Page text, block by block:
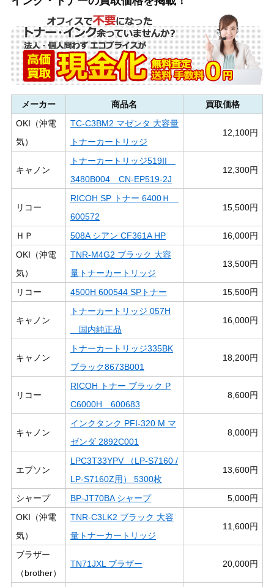
メーカー 商品名
買取価格
OKI（沖電
気）
TC-C3BM2 マゼンタ 大容量
トナーカートリッジ
12,100円
キャノン
トナーカートリッジ519II
3480B004 CN-EP519-2J
12,300円
リコー
RICOH SP トナー 6400Ｈ
600572
15,500円
ＨＰ 508A シアン CF361A HP
16,000円
OKI（沖電
気）
TNR-M4G2 ブラック 大容
量トナーカートリッジ
13,500円
リコー 4500H 600544 SPトナー 15,500円
キャノン
トナーカートリッジ 057H
国内純正品
16,000円
キャノン
トナーカートリッジ335BK
ブラック8673B001
18,200円
リコー
RICOH トナー ブラック P
C6000H 600683
8,600円
キャノン
インクタンク PFI-320 M マ
ゼンダ 2892C001
8,000円
エプソン
LPC3T33YPV （LP-S7160 /
LP-S7160Z用） 5300枚
13,600円
シャープ BP-JT70BA シャープ
5,000円
OKI（沖電
気）
TNR-C3LK2 ブラック 大容
量トナーカートリッジ
11,600円
ブラザー
（brother）
TN71JXL ブラザー 20,000円